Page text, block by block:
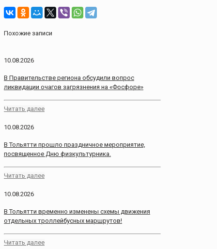
Похожие записи
10.08.2026
В Правительстве региона обсудили вопрос
ликвидации очагов загрязнения на «Фосфоре»
Читать далее
10.08.2026
В Тольятти прошло праздничное мероприятие,
посвященное Дню физкультурника.
Читать далее
10.08.2026
В Тольятти временно изменены схемы движения
отдельных троллейбусных маршрутов!
Читать далее